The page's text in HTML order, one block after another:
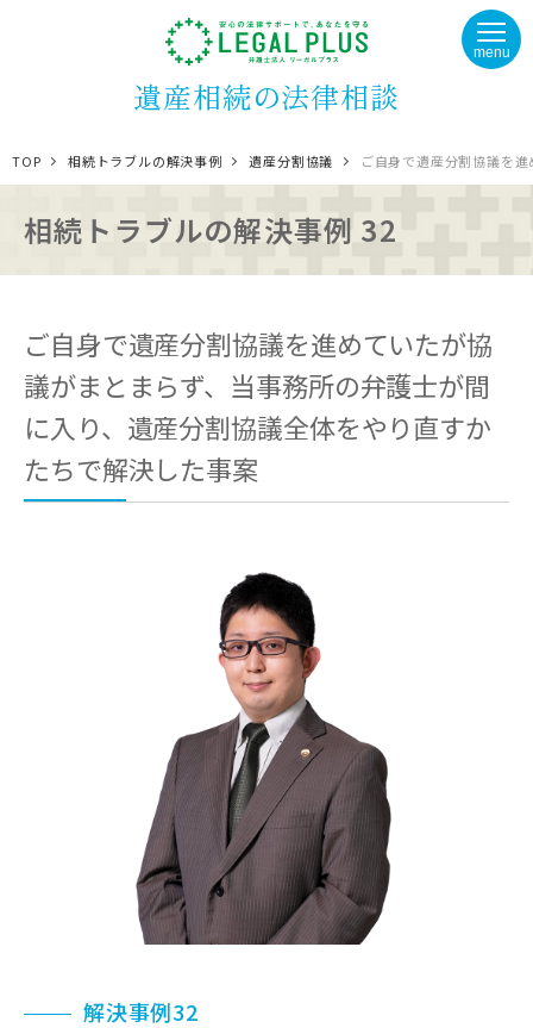
遺産相続の法律相談
menu
TOP 相続トラブルの解決事例 遺産分割協議 ご自身で遺産分割協議を
相続トラブルの解決事例 32
ご自身で遺産分割協議を進めていたが協
議がまとまらず、当事務所の弁護士が間
に入り、遺産分割協議全体をやり直すか
たちで解決した事案
解決事例32